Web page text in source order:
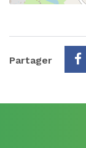
Partager